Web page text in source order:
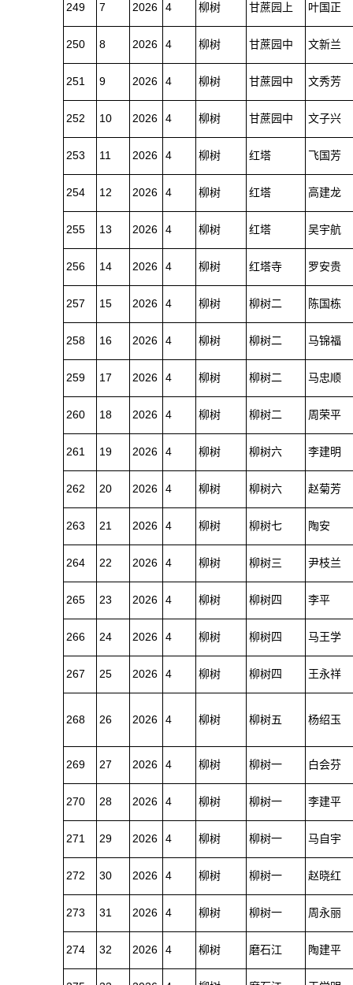
249 7 2026 4 柳树 甘蔗园上 叶国正
250 8 2026 4 柳树 甘蔗园中 文新兰
251 9 2026 4 柳树 甘蔗园中 文秀芳
252 10 2026 4 柳树 甘蔗园中 文子兴
253 11 2026 4 柳树 红塔 飞国芳
254 12 2026 4 柳树 红塔 高建龙
255 13 2026 4 柳树 红塔 吴宇航
256 14 2026 4 柳树 红塔寺 罗安贵
257 15 2026 4 柳树 柳树二 陈国栋
258 16 2026 4 柳树 柳树二 马锦福
259 17 2026 4 柳树 柳树二 马忠顺
260 18 2026 4 柳树 柳树二 周荣平
261 19 2026 4 柳树 柳树六 李建明
262 20 2026 4 柳树 柳树六 赵菊芳
263 21 2026 4 柳树 柳树七 陶安
264 22 2026 4 柳树 柳树三 尹枝兰
265 23 2026 4 柳树 柳树四 李平
266 24 2026 4 柳树 柳树四 马王学
267 25 2026 4 柳树 柳树四 王永祥
268 26 2026 4 柳树 柳树五 杨绍玉
269 27 2026 4 柳树 柳树一 白会芬
270 28 2026 4 柳树 柳树一 李建平
271 29 2026 4 柳树 柳树一 马自宇
272 30 2026 4 柳树 柳树一 赵晓红
273 31 2026 4 柳树 柳树一 周永丽
274 32 2026 4 柳树 磨石江 陶建平